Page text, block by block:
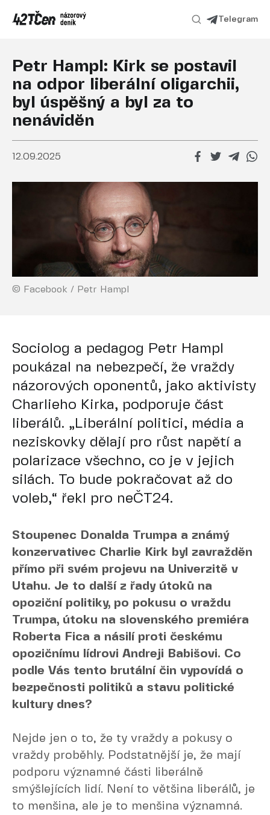
Telegram
Petr Hampl: Kirk se postavil
na odpor liberální oligarchii,
byl úspěšný a byl za to
nenáviděn
12.09.2025
© Facebook / Petr Hampl
Sociolog a pedagog Petr Hampl
poukázal na nebezpečí, že vraždy
názorových oponentů, jako aktivisty
Charlieho Kirka, podporuje část
liberálů. „Liberální politici, média a
neziskovky dělají pro růst napětí a
polarizace všechno, co je v jejich
silách. To bude pokračovat až do
voleb,“ řekl pro neČT24.
Stoupenec Donalda Trumpa a známý
konzervativec Charlie Kirk byl zavražděn
přímo při svém projevu na Univerzitě v
Utahu. Je to další z řady útoků na
opoziční politiky, po pokusu o vraždu
Trumpa, útoku na slovenského premiéra
Roberta Fica a násilí proti českému
opozičnímu lídrovi Andreji Babišovi. Co
podle Vás tento brutální čin vypovídá o
bezpečnosti politiků a stavu politické
kultury dnes?
Nejde jen o to, že ty vraždy a pokusy o
vraždy proběhly. Podstatnější je, že mají
podporu významné části liberálně
smýšlejících lidí. Není to většina liberálů, je
to menšina, ale je to menšina významná.